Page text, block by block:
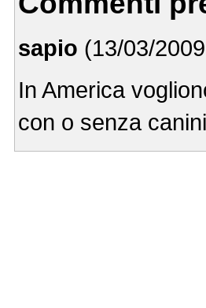
sapio (13/03/
In America
con o senza